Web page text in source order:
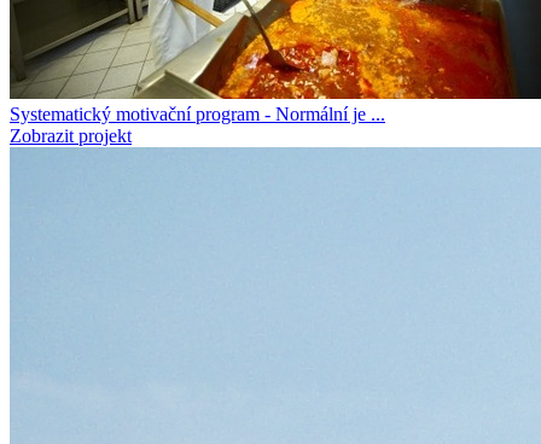
Systematický motivační program - Normální je ...
Zobrazit projekt